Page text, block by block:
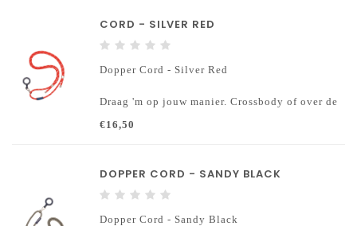
CORD - SILVER RED
Dopper Cord - Silver Red
Draag 'm op jouw manier. Crossbody of over de
100% gerecycled. Het koord is volledig
€16,50
DOPPER CORD - SANDY BLACK
Dopper Cord - Sandy Black